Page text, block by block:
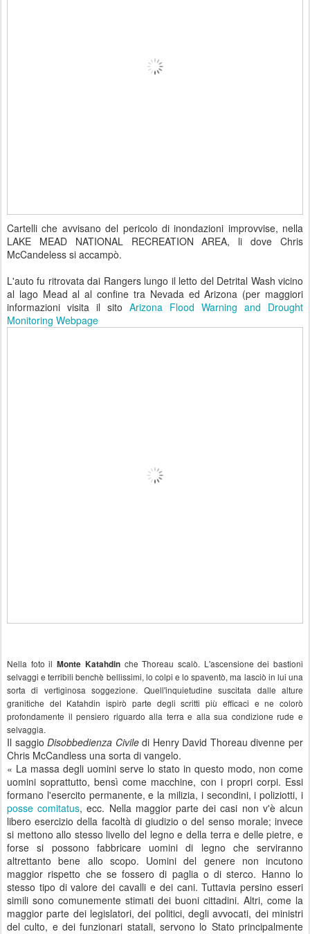
Cartelli che avvisano del pericolo di inondazioni improvvise, nella
LAKE MEAD NATIONAL RECREATION AREA, li dove Chris
McCandeless si accampò.
L'auto fu ritrovata dai Rangers lungo il letto del Detrital Wash vicino
al lago Mead al al confine tra Nevada ed Arizona (per maggiori
informazioni visita il sito Arizona Flood Warning and Drought
Monitoring Webpage
Nella foto ilMonte Katahdinche Thoreau scalò. L'ascensione dei bastioni
selvaggi e terribili benchè bellissimi, lo colpi e lo spaventò, ma lasciò in lui una
sorta di vertiginosa soggezione. Quell'inquietudine suscitata dalle alture
granitiche del Katahdin ispirò parte degli scritti più efficaci e ne colorò
profondamente il pensiero riguardo alla terra e alla sua condizione rude e
selvaggia.
Il saggioDisobbedienza Civiledi Henry David Thoreau divenne per
Chris McCandless una sorta di vangelo.
« La massa degli uomini serve lo stato in questo modo, non come
uomini soprattutto, bensì come macchine, con i propri corpi. Essi
formano l'esercito permanente, e la milizia, i secondini, i poliziotti, i
posse comitatus, ecc. Nella maggior parte dei casi non v'è alcun
libero esercizio della facoltà di giudizio o del senso morale; invece
si mettono allo stesso livello del legno e della terra e delle pietre, e
forse si possono fabbricare uomini di legno che serviranno
altrettanto bene allo scopo. Uomini del genere non incutono
maggior rispetto che se fossero di paglia o di sterco. Hanno lo
stesso tipo di valore dei cavalli e dei cani. Tuttavia persino esseri
simili sono comunemente stimati dei buoni cittadini. Altri, come la
maggior parte dei legislatori, dei politici, degli avvocati, dei ministri
del culto, e dei funzionari statali, servono lo Stato principalmente